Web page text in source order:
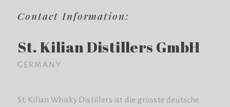
Contact Information:
St. Kilian Distillers GmbH
GERMANY
St. Kilian Whisky Distillers ist die grösste deutsche